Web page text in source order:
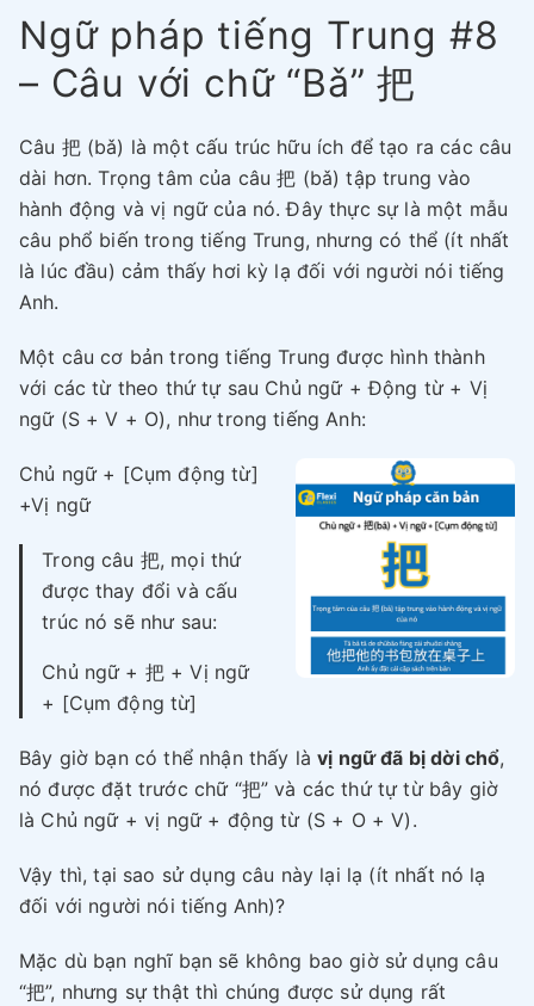
Ngữ pháp tiếng Trung #8
– Câu với chữ “Bǎ” 把
Câu 把 (bǎ) là một cấu trúc hữu ích để tạo ra các câu
dài hơn. Trọng tâm của câu 把 (bǎ) tập trung vào
hành động và vị ngữ của nó. Đây thực sự là một mẫu
câu phổ biến trong tiếng Trung, nhưng có thể (ít nhất
là lúc đầu) cảm thấy hơi kỳ lạ đối với người nói tiếng
Anh.
Một câu cơ bản trong tiếng Trung được hình thành
với các từ theo thứ tự sau Chủ ngữ + Động từ + Vị
ngữ (S + V + O), như trong tiếng Anh:
Chủ ngữ + [Cụm động từ]
+Vị ngữ
Trong câu 把, mọi thứ
được thay đổi và cấu
trúc nó sẽ như sau:
Chủ ngữ + 把 + Vị ngữ
+ [Cụm động từ]
Bây giờ bạn có thể nhận thấy làvị ngữ đã bị dời chổ,
nó được đặt trước chữ “把” và các thứ tự từ bây giờ
là Chủ ngữ + vị ngữ + động từ (S + O + V).
Vậy thì, tại sao sử dụng câu này lại lạ (ít nhất nó lạ
đối với người nói tiếng Anh)?
Mặc dù bạn nghĩ bạn sẽ không bao giờ sử dụng câu
“把”, nhưng sự thật thì chúng được sử dụng rất